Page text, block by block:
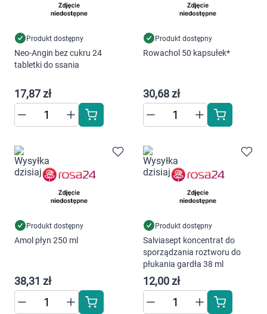
Zdrowy styl życia
Zabawki
Sprzęt medyczny
Motoryzacja
Grupy produktowe
Marki
Produkt dostępny
Neo-Angin bez cukru 24
tabletki do ssania
17,87 zł
Produkt dostępny
Rowachol 50 kapsułek*
30,68 zł
Produkt dostępny
Amol płyn 250 ml
38,31 zł
Produkt dostępny
Salviasept koncentrat do
sporządzania roztworu do
płukania gardła 38 ml
12,00 zł